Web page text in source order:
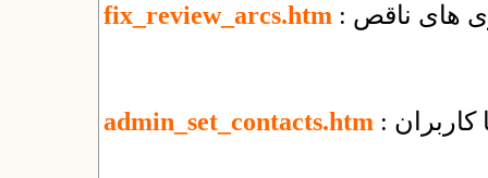
fix_review_arcs.htm های ناقص
admin_set_contacts.htm کاربران